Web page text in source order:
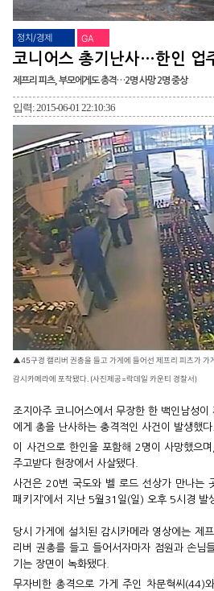
정치/경제 GA
코니어스 총기난사…한인 업
제프리 피츠, 부모에게도 총격…2명 사망 2명 중상
입력: 2015-06-01 22:10:36
▲45구경 캘리버 권총을 들고 가게에 들어선 제프리 피츠가 가
감시카메라에 포착됐다. (사진제공=락데일 카운티 경찰서)
조지아주 코니어스에서 무장한 한 백인남성
에게 총을 난사하는 충격적인 사건이 발생했다.
이 사건으로 한인을 포함해 2명이 사망했으
주고받다 현장에서 사살됐다.
사건은 20번 국도와 벨 로드 선상가 만나는
패키지’에서 지난 5월31일(일) 오후 5시경 발
당시 가게에 설치된 감시카메라 영상에는 제
리버 권총를 들고 들어서자마자 점원과 손님
기는 장면이 녹화됐다.
무자비한 총격으로 가게 주인 차문혁씨(44)